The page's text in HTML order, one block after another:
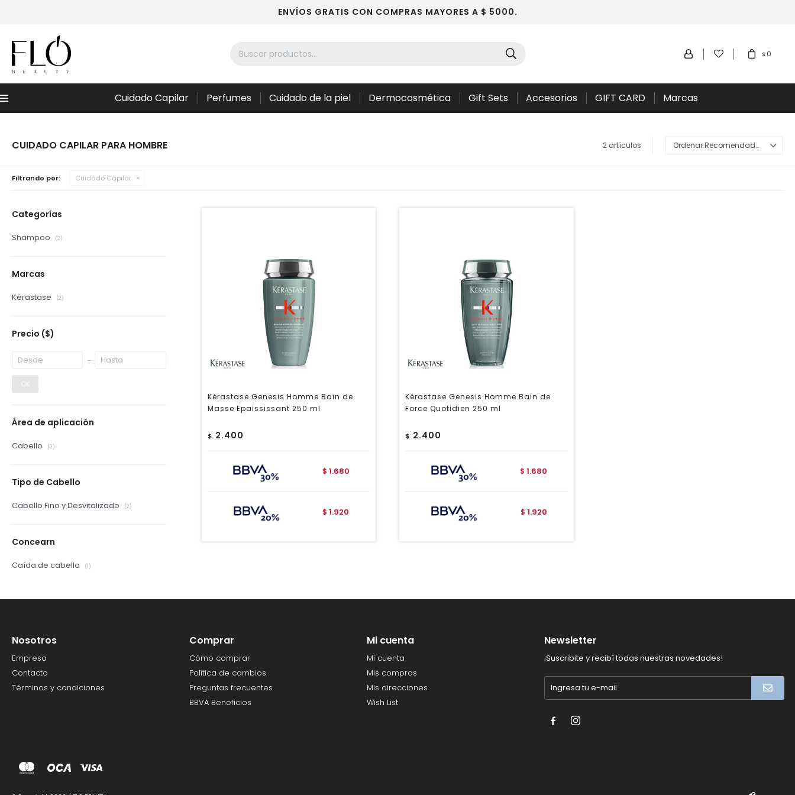
ENVÍOS GRATIS CON COMPRAS MAYORES A $ 5000.
Menú Cuidado Capilar Perfumes Cuidado de la piel Dermocosmética Gift Sets Accesorios GIFT CARD Marcas
$ 0
CUIDADO CAPILAR PARA HOMBRE 2 artículos Recomendados
Filtrando por: Cuidado Capilar
Kérastase Genesis Homme Bain de
Masse Epaississant 250 ml
$ 2.400
$ 1.680
$ 1.920
Kérastase Genesis Homme Bain de
Force Quotidien 250 ml
$ 2.400
$ 1.680
$ 1.920
Categorías
Shampoo (2)
Marcas
Kérastase (2)
Precio ($)
OK
Área de aplicación
Cabello (2)
Tipo de Cabello
Cabello Fino y Desvitalizado (2)
Concearn
Caída de cabello (1)
Nosotros
Empresa
Contacto
Términos y condiciones
Comprar
Cómo comprar
Política de cambios
Preguntas frecuentes
BBVA Beneficios
Mi cuenta
Mi cuenta
Mis compras
Mis direcciones
Wish List
Newsletter
¡Suscribite y recibí todas nuestras novedades!
 